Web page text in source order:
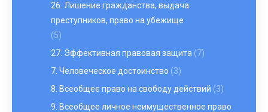
26. Лишение гражданства, выдача
преступников, право на убежище
(5)
27. Эффективная правовая защита (7)
7. Человеческое достоинство (3)
8. Всеобщее право на свободу действий (3)
9. Всеобщее личное неимущественное право